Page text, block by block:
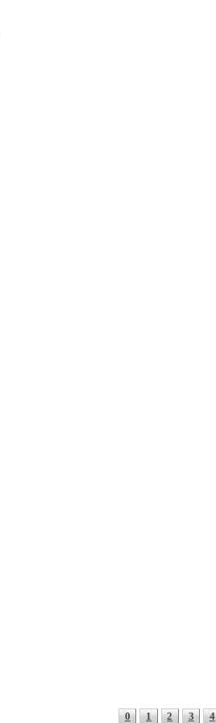
0 1 2 3 4